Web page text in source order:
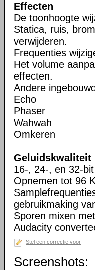
Effecten
De toonhoogte
Statica, ruis,
verwijderen.
Frequenties
Het volume
effecten.
Andere
Echo
Phaser
Wahwah
Omkeren
Geluidskwaliteit
16-, 24-, en 32-
Opnemen tot 96
gebruikmaking
Sporen mixen
Audacity
Stel een correctie voor
Screenshots: